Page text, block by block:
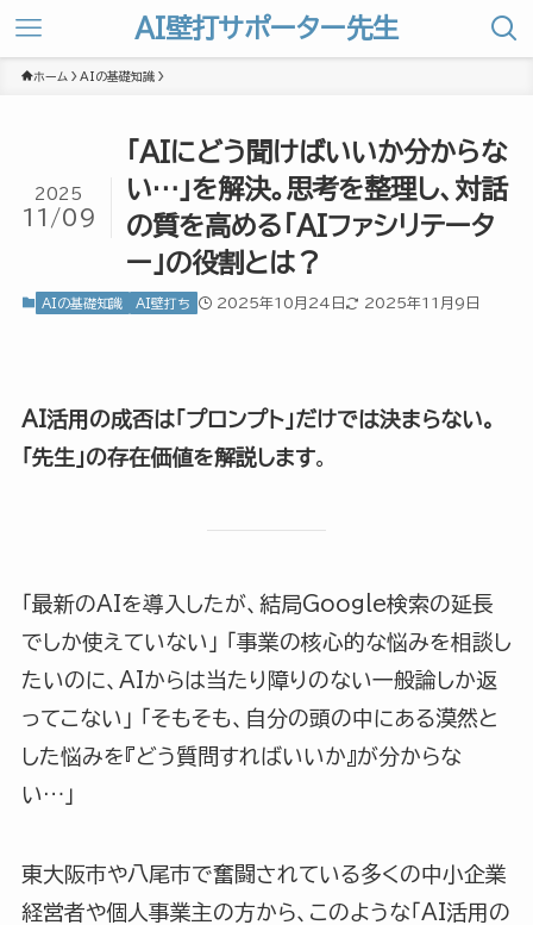
AI壁打サポーター先生
ホーム AIの基礎知識
「AIにどう聞けばいいか分からな
い…」を解決。思考を整理し、対話
の質を高める「AIファシリテータ
ー」の役割とは？
2025
11/09
AIの基礎知識 AI壁打ち 2025年10月24日 2025年11月9日
AI活用の成否は「プロンプト」だけでは決まらない。
「先生」の存在価値を解説します。
「最新のAIを導入したが、結局Google検索の延長
でしか使えていない」 「事業の核心的な悩みを相談し
たいのに、AIからは当たり障りのない一般論しか返
ってこない」 「そもそも、自分の頭の中にある漠然と
した悩みを『どう質問すればいいか』が分からな
い…」
東大阪市や八尾市で奮闘されている多くの中小企業
経営者や個人事業主の方から、このような「AI活用の